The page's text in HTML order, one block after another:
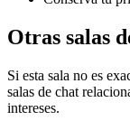
Otras salas
Si esta sala no es
salas de chat
intereses.